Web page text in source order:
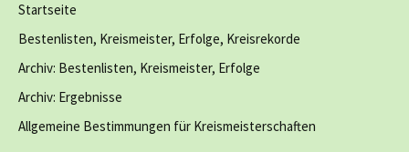
Startseite
Bestenlisten, Kreismeister, Erfolge, Kreisrekorde
Archiv: Bestenlisten, Kreismeister, Erfolge
Archiv: Ergebnisse
Allgemeine Bestimmungen für Kreismeisterschaften